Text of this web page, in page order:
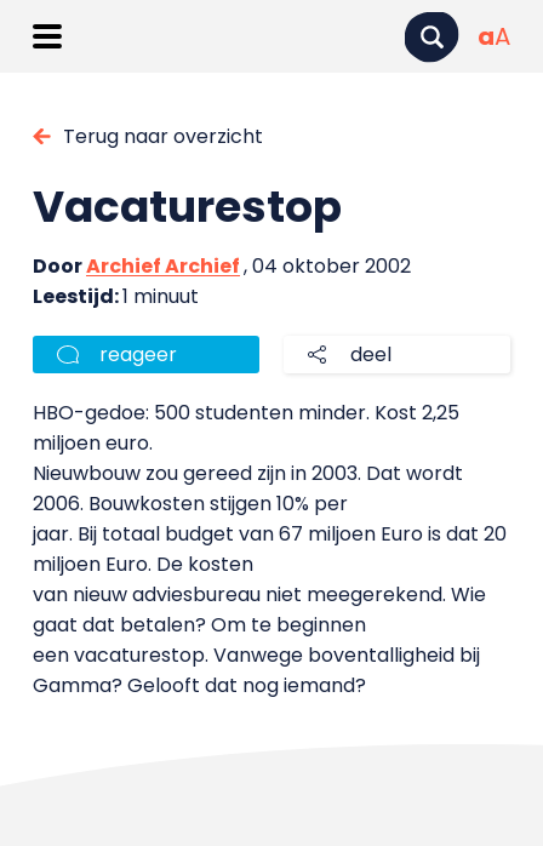
aA
Terug naar overzicht
Vacaturestop
DoorArchief Archief, 04 oktober 2002
Leestijd:1 minuut
reageer deel
HBO-gedoe: 500 studenten minder. Kost 2,25
miljoen euro.
Nieuwbouw zou gereed zijn in 2003. Dat wordt
2006. Bouwkosten stijgen 10% per
jaar. Bij totaal budget van 67 miljoen Euro is dat 20
miljoen Euro. De kosten
van nieuw adviesbureau niet meegerekend. Wie
gaat dat betalen? Om te beginnen
een vacaturestop. Vanwege boventalligheid bij
Gamma? Gelooft dat nog iemand?